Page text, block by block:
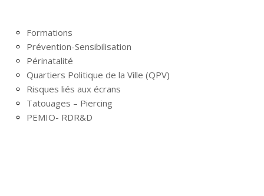
Formations
Prévention-Sensibilisation
Périnatalité
Quartiers Politique de la Ville (QPV)
Risques liés aux écrans
Tatouages – Piercing
PEMIO- RDR&D